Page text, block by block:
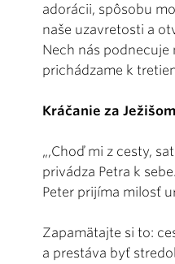
adorácii, spôsobu
naše uzavretosti a
Nech nás podnecuje
prichádzame k
Kráčanie za Ježišom
„,Choď mi z cesty,
privádza Petra k
Peter prijíma milosť
Zapamätajte si to:
a prestáva byť